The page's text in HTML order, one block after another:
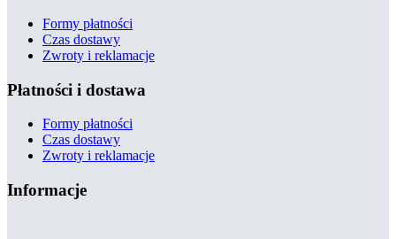
Formy płatności
Czas dostawy
Zwroty i reklamacje
Płatności i dostawa
Formy płatności
Czas dostawy
Zwroty i reklamacje
Informacje